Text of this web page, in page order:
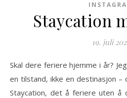
Staycation
19. juli
Skal dere feriere hjemme i år?
en tilstand, ikke en destinasjon
Staycation, det å feriere uten